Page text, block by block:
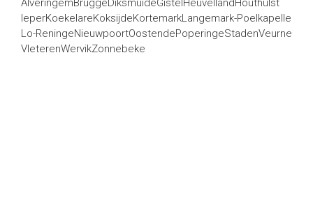
AlveringemBruggeDiksmuideGistelHeuvellandHouthulst
IeperKoekelareKoksijdeKortemarkLangemark-Poelkapelle
Lo-ReningeNieuwpoortOostendePoperingeStadenVeurne
VleterenWervikZonnebeke